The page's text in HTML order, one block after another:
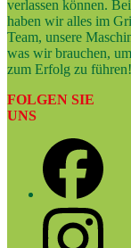
verlassen können.
haben wir alles im
Team, unsere
was wir brauchen,
zum Erfolg zu führen!
FOLGEN SIE
UNS